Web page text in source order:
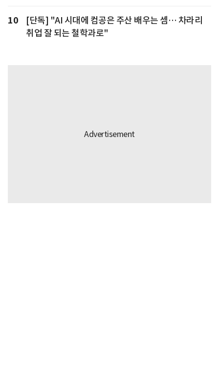
10
[단독] "AI 시대에 컴공은 주산 배우는 셈… 차라리
취업 잘 되는 철학과로"